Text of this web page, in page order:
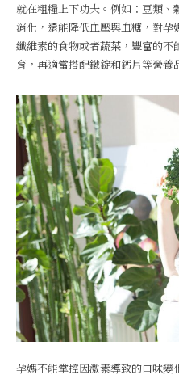
就在粗糧上下功夫。例如：豆類
消化，還能降低血壓與血糖，對
纖維素的食物或者蔬菜，豐富的
育，再適當搭配鐵錠和鈣片等營養
孕媽不能掌控因激素導致的口味